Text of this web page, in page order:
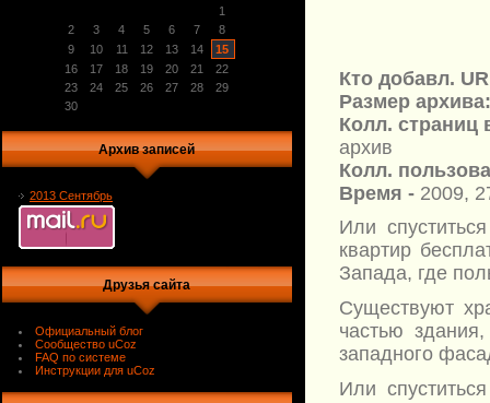
1
2
3 4 5 6 7
8
9
10 11 12 13 14
15
16
17 18 19 20 21
22
23
24 25 26 27 28
29
30
Архив записей
2013 Сентябрь
Друзья сайта
Официальный блог
Сообщество uCoz
FAQ по системе
Инструкции для uCoz
Кто добавл.
Размер
Колл. страниц
архив
Колл.
Время - 2009,
Или
квартир
Запада, где
Существуют
частью
западного
Или